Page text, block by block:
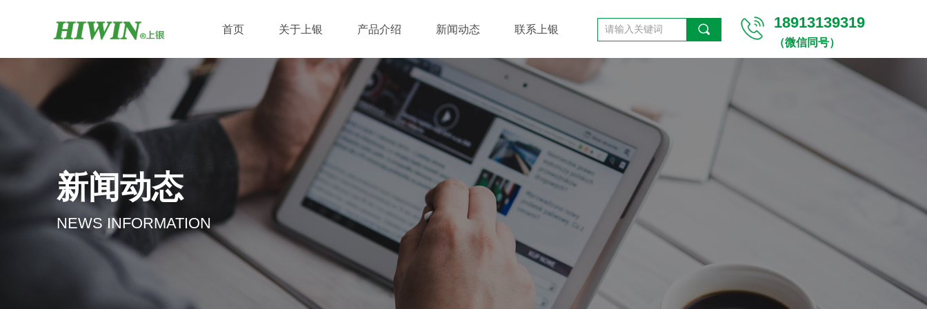
首页 关于上银 产品介绍 新闻动态 联系上银 끠 18913139319
（微信同号）
新闻动态
NEWS INFORMATION